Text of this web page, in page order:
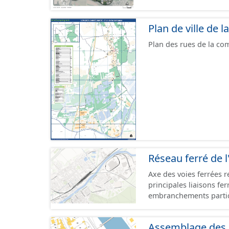
Plan de ville de
Plan des rues de la
Réseau ferré de
Axe des voies ferrées
principales liaisons
embranchements